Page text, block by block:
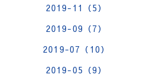
2019-11（5）
2019-09（7）
2019-07（10）
2019-05（9）